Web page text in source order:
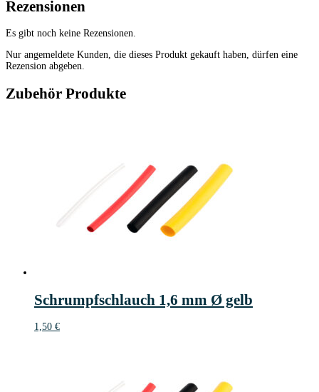
Rezensionen
Es gibt noch keine Rezensionen.
Nur angemeldete Kunden, die dieses Produkt gekauft haben, dürfen eine
Rezension abgeben.
Zubehör Produkte
Schrumpfschlauch 1,6 mm Ø gelb
1,50 €